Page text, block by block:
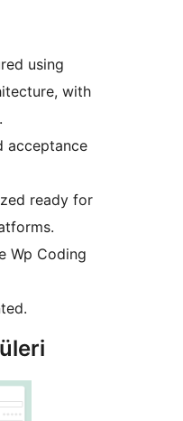
using
with
acceptance
ready for
Wp Coding